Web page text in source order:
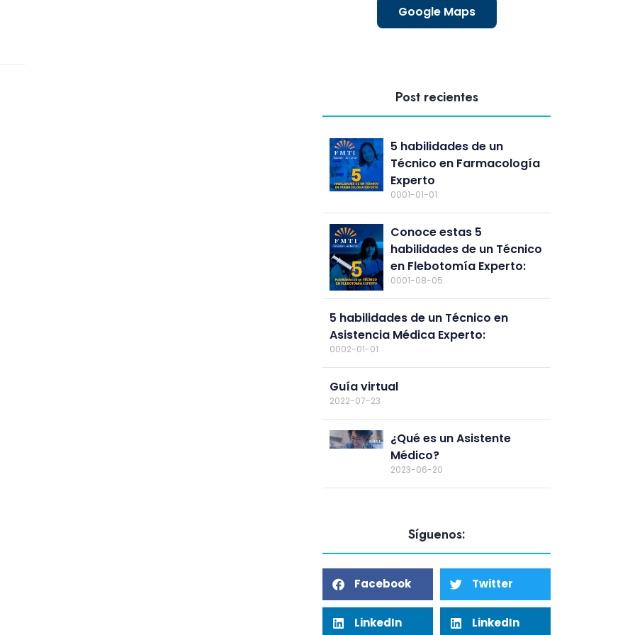
Google Maps
Post recientes
5 habilidades de un
Técnico en Farmacología
Experto
0001-01-01
Conoce estas 5
habilidades de un Técnico
en Flebotomía Experto:
0001-08-05
5 habilidades de un Técnico en
Asistencia Médica Experto:
0002-01-01
Guía virtual
2022-07-23
¿Qué es un Asistente
Médico?
2023-06-20
Síguenos:
Facebook Twitter
LinkedIn LinkedIn